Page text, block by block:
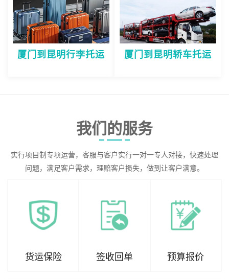
厦门到昆明行李托运 厦门到昆明轿车托运
我们的服务
实行项目制专项运营，客服与客户实行一对一专人对接，快速处理
问题，满足客户需求，理赔客户损失，做到让客户满意。
货运保险 签收回单 预算报价